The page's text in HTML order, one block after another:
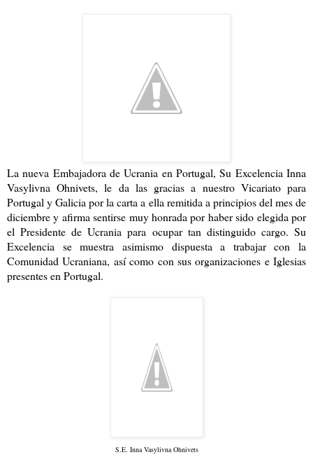
La nueva Embajadora de Ucrania en Portugal, Su Excelencia Inna
Vasylivna Ohnivets, le da las gracias a nuestro Vicariato para
Portugal y Galicia por la carta a ella remitida a principios del mes de
diciembre y afirma sentirse muy honrada por haber sido elegida por
el Presidente de Ucrania para ocupar tan distinguido cargo. Su
Excelencia se muestra asimismo dispuesta a trabajar con la
Comunidad Ucraniana, así como con sus organizaciones e Iglesias
presentes en Portugal.
S.E. Inna Vasylivna Ohnivets